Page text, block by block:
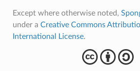
Except where otherwise noted,
under a Creative Commons
International License.
cba